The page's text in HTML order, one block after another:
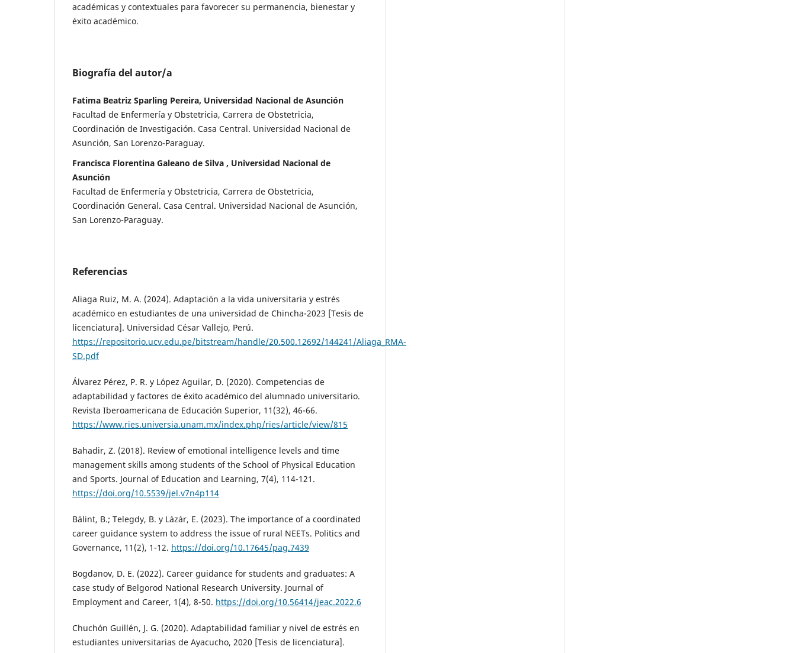
académicas y contextuales para favorecer su permanencia, bienestar y
éxito académico.
Biografía del autor/a
Fatima Beatriz Sparling Pereira, Universidad Nacional de Asunción
Facultad de Enfermería y Obstetricia, Carrera de Obstetricia,
Coordinación de Investigación. Casa Central. Universidad Nacional de
Asunción, San Lorenzo-Paraguay.
Francisca Florentina Galeano de Silva , Universidad Nacional de
Asunción
Facultad de Enfermería y Obstetricia, Carrera de Obstetricia,
Coordinación General. Casa Central. Universidad Nacional de Asunción,
San Lorenzo-Paraguay.
Referencias
Aliaga Ruiz, M. A. (2024). Adaptación a la vida universitaria y estrés
académico en estudiantes de una universidad de Chincha-2023 [Tesis de
licenciatura]. Universidad César Vallejo, Perú.
https://repositorio.ucv.edu.pe/bitstream/handle/20.500.12692/144241/Aliaga_RMA-
SD.pdf
Álvarez Pérez, P. R. y López Aguilar, D. (2020). Competencias de
adaptabilidad y factores de éxito académico del alumnado universitario.
Revista Iberoamericana de Educación Superior, 11(32), 46-66.
https://www.ries.universia.unam.mx/index.php/ries/article/view/815
Bahadir, Z. (2018). Review of emotional intelligence levels and time
management skills among students of the School of Physical Education
and Sports. Journal of Education and Learning, 7(4), 114-121.
https://doi.org/10.5539/jel.v7n4p114
Bálint, B.; Telegdy, B. y Lázár, E. (2023). The importance of a coordinated
career guidance system to address the issue of rural NEETs. Politics and
Governance, 11(2), 1-12. https://doi.org/10.17645/pag.7439
Bogdanov, D. E. (2022). Career guidance for students and graduates: A
case study of Belgorod National Research University. Journal of
Employment and Career, 1(4), 8-50. https://doi.org/10.56414/jeac.2022.6
Chuchón Guillén, J. G. (2020). Adaptabilidad familiar y nivel de estrés en
estudiantes universitarias de Ayacucho, 2020 [Tesis de licenciatura].